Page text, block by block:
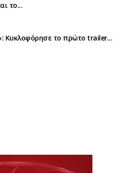
το...
Κυκλοφόρησε το πρώτο trailer...